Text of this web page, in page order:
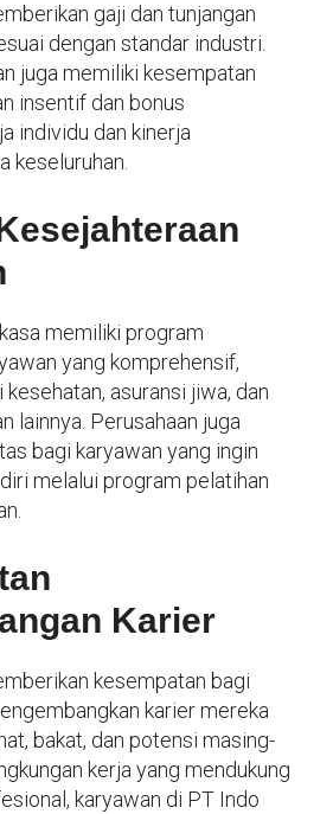
gaji dan tunjangan
dengan standar industri.
juga memiliki kesempatan
insentif dan bonus
individu dan kinerja
keseluruhan.
memiliki program
yang komprehensif,
asuransi jiwa, dan
lainnya. Perusahaan juga
bagi karyawan yang ingin
melalui program pelatihan
Karier
kesempatan bagi
karier mereka
bakat, dan potensi masing-
kerja yang mendukung
karyawan di PT Indo